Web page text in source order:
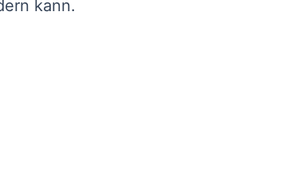
kann.